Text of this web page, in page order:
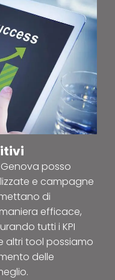
posso
e campagne
di
efficace,
tutti i KPI
altri tool possiamo
delle